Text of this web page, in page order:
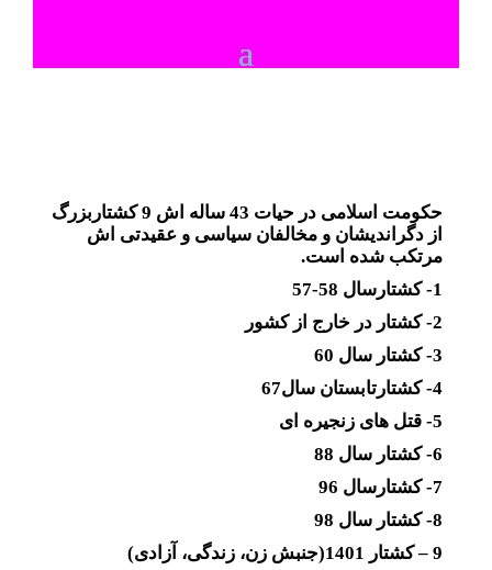
حکومت اسلامی در حیات 43 ساله اش 9 کشتاربزرگ
از دگراندیشان و مخالفان سیاسی و عقیدتی اش
مرتکب شده است.
1- کشتارسال 58-57
2- کشتار در خارج از کشور
3- کشتار سال 60
4- کشتارتابستان سال67
5- قتل های زنجیره ای
6- کشتار سال 88
7- کشتارسال 96
8- کشتار سال 98
9 – کشتار 1401(جنبش زن، زندگی، آزادی)